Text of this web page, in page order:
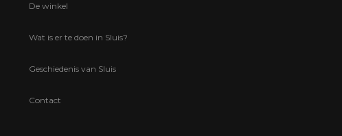
De winkel
Wat is er te doen in Sluis?
Geschiedenis van Sluis
Contact